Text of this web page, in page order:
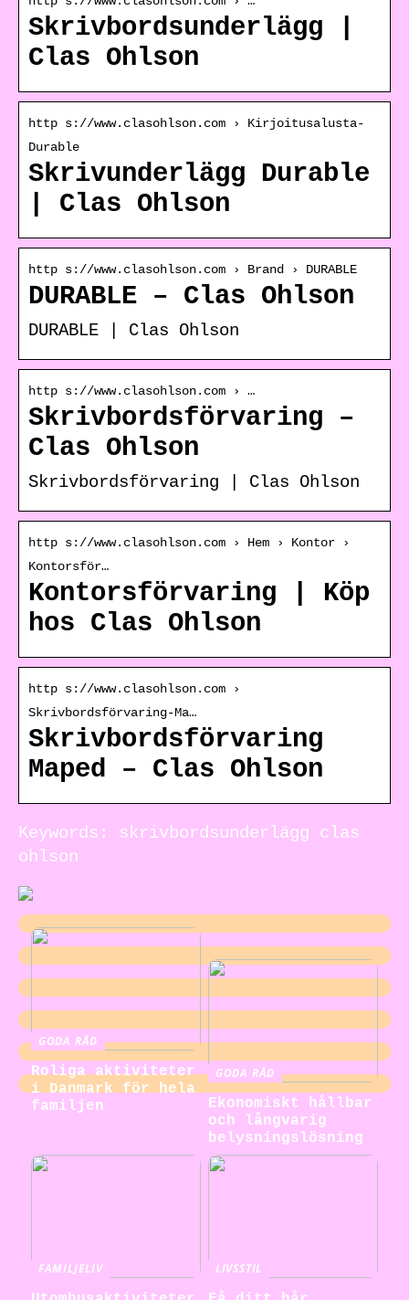
Skrivbordsunderlägg |
Clas Ohlson
http s://www.clasohlson.com › Kirjoitusalusta-
Durable
Skrivunderlägg Durable
| Clas Ohlson
http s://www.clasohlson.com › Brand › DURABLE
DURABLE – Clas Ohlson
DURABLE | Clas Ohlson
http s://www.clasohlson.com › …
Skrivbordsförvaring –
Clas Ohlson
Skrivbordsförvaring | Clas Ohlson
http s://www.clasohlson.com › Hem › Kontor ›
Kontorsför…
Kontorsförvaring | Köp
hos Clas Ohlson
http s://www.clasohlson.com ›
Skrivbordsförvaring-Ma…
Skrivbordsförvaring
Maped – Clas Ohlson
Keywords: skrivbordsunderlägg clas
ohlson
GODA RÅD
Roliga aktiviteter
i Danmark för hela
familjen
GODA RÅD
Ekonomiskt hållbar
och långvarig
belysningslösning
FAMILJELIV LIVSSTIL